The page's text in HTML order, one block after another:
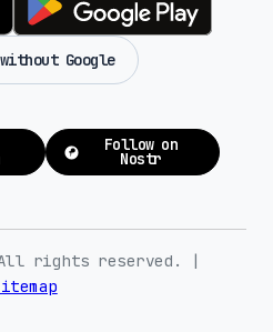
Google
Follow on
Nostr
All rights reserved. |